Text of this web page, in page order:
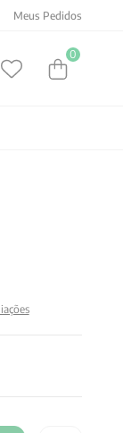
Meus Pedidos
0